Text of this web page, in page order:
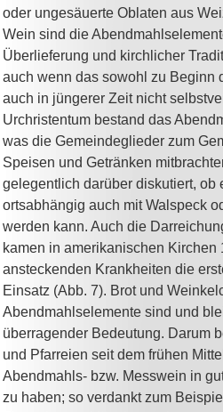
oder ungesäuerte Oblaten aus
Wein sind die
Überlieferung und kirchlicher
auch wenn das sowohl zu Beginn
auch in jüngerer Zeit nicht
Urchristentum bestand das
was die Gemeindeglieder zum
Speisen und Getränken
gelegentlich darüber diskutiert, ob
ortsabhängig auch mit Walspeck
werden kann. Auch die
kamen in amerikanischen Kirchen
ansteckenden Krankheiten die
Einsatz (Abb. 7). Brot und
Abendmahlselemente sind und
überragender Bedeutung. Darum
und Pfarreien seit dem frühen
Abendmahls- bzw. Messwein in
zu haben; so verdankt zum